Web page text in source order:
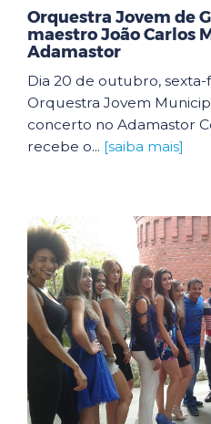
Orquestra Jovem de
maestro João Carlos
Adamastor
Dia 20 de outubro, sexta-
Orquestra Jovem
concerto no Adamastor
recebe o... [saiba mais]